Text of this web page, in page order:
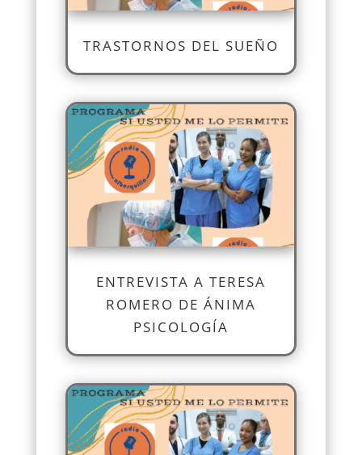
TRASTORNOS DEL SUEÑO
ENTREVISTA A TERESA
ROMERO DE ÁNIMA
PSICOLOGÍA